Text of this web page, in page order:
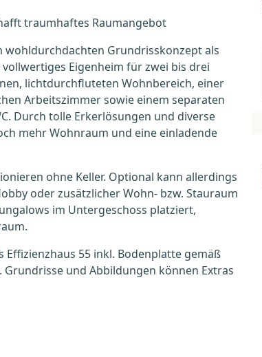
traumhaftes Raumangebot
wohldurchdachten Grundrisskonzept als
Eigenheim für zwei bis drei
lichtdurchfluteten Wohnbereich, einer
Arbeitszimmer sowie einem separaten
Durch tolle Erkerlösungen und diverse
mehr Wohnraum und eine einladende
ohne Keller. Optional kann allerdings
oder zusätzlicher Wohn- bzw. Stauraum
im Untergeschoss platziert,
Effizienzhaus 55 inkl. Bodenplatte gemäß
und Abbildungen können Extras